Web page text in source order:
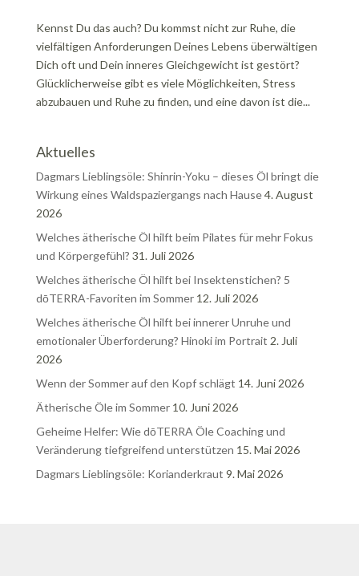
Kennst Du das auch? Du kommst nicht zur Ruhe, die
vielfältigen Anforderungen Deines Lebens überwältigen
Dich oft und Dein inneres Gleichgewicht ist gestört?
Glücklicherweise gibt es viele Möglichkeiten, Stress
abzubauen und Ruhe zu finden, und eine davon ist die...
Aktuelles
Dagmars Lieblingsöle: Shinrin-Yoku – dieses Öl bringt die
Wirkung eines Waldspaziergangs nach Hause4. August
2026
Welches ätherische Öl hilft beim Pilates für mehr Fokus
und Körpergefühl? 31. Juli 2026
Welches ätherische Öl hilft bei Insektenstichen? 5
dōTERRA-Favoriten im Sommer 12. Juli 2026
Welches ätherische Öl hilft bei innerer Unruhe und
emotionaler Überforderung? Hinoki im Portrait 2. Juli
2026
Wenn der Sommer auf den Kopf schlägt 14. Juni 2026
Ätherische Öle im Sommer 10. Juni 2026
Geheime Helfer: Wie dōTERRA Öle Coaching und
Veränderung tiefgreifend unterstützen 15. Mai 2026
Dagmars Lieblingsöle: Korianderkraut 9. Mai 2026